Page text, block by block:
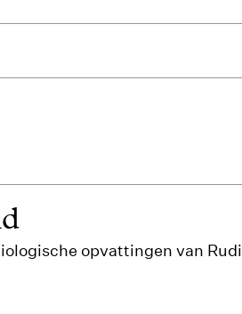
opvattingen van Rudi